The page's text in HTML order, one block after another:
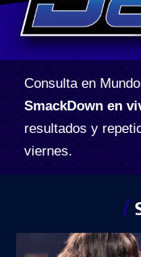
Consulta en
SmackDown en
resultados y
viernes.